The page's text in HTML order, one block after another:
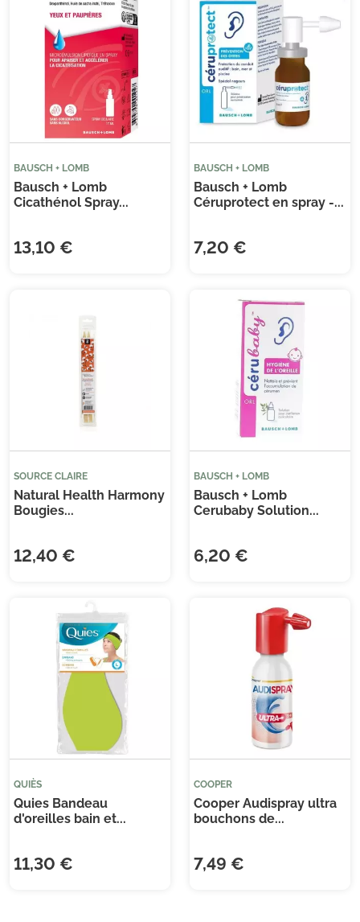
BAUSCH + LOMB
Bausch + Lomb
Cicathénol Spray...
13,10 €
BAUSCH + LOMB
Bausch + Lomb
Céruprotect en spray -...
7,20 €
SOURCE CLAIRE
Natural Health Harmony
Bougies...
12,40 €
BAUSCH + LOMB
Bausch + Lomb
Cerubaby Solution...
6,20 €
QUIÈS
Quies Bandeau
d'oreilles bain et...
11,30 €
COOPER
Cooper Audispray ultra
bouchons de...
7,49 €